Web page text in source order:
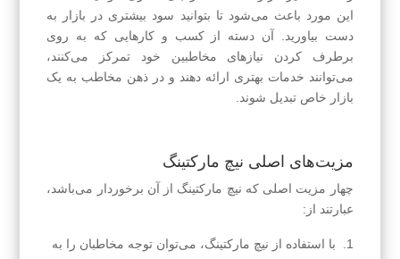
این مورد باعث می‌شود تا بتوانید سود بیشتری در بازار به
دست بیاورید. آن دسته از کسب و کارهایی که به روی
برطرف کردن نیازهای مخاطبین خود تمرکز می‌کنند،
می‌توانند خدمات بهتری ارائه دهند و در ذهن مخاطب به یک
بازار خاص تبدیل شوند.
مزیت‌های اصلی نیچ مارکتینگ
چهار مزیت اصلی که نیچ مارکتینگ از آن برخوردار می‌باشد،
عبارتند از:
با استفاده از نیچ مارکتینگ، می‌توان توجه مخاطبان را به